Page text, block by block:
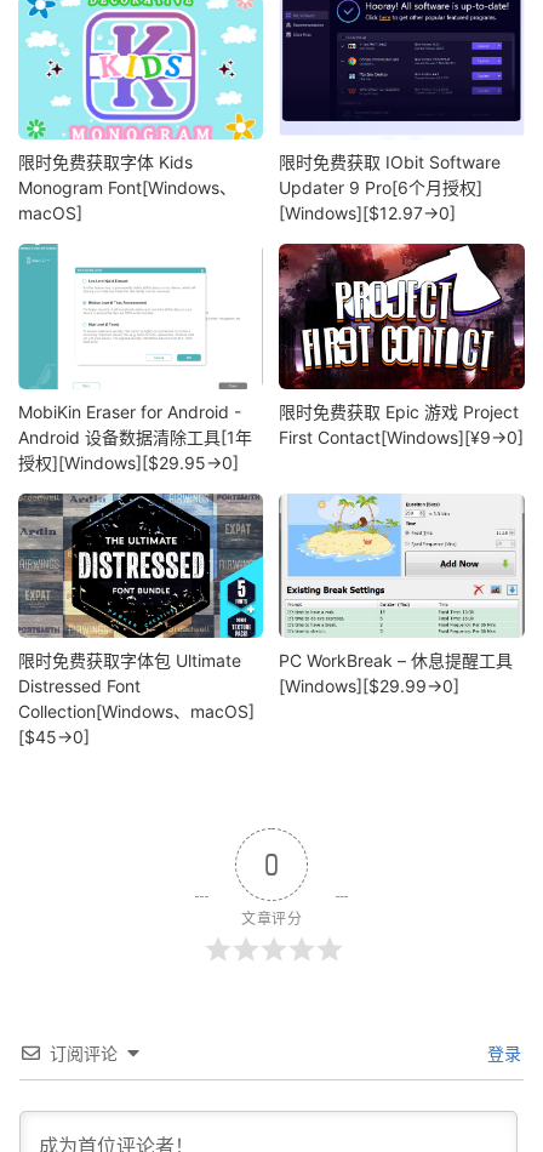
限时免费获取字体 Kids
Monogram Font[Windows、
macOS]
限时免费获取 IObit Software
Updater 9 Pro[6个月授权]
[Windows][$12.97→0]
MobiKin Eraser for Android -
Android 设备数据清除工具[1年
授权][Windows][$29.95→0]
限时免费获取 Epic 游戏 Project
First Contact[Windows][¥9→0]
限时免费获取字体包 Ultimate
Distressed Font
Collection[Windows、macOS]
[$45→0]
PC WorkBreak – 休息提醒工具
[Windows][$29.99→0]
0
文章评分
订阅评论 登录